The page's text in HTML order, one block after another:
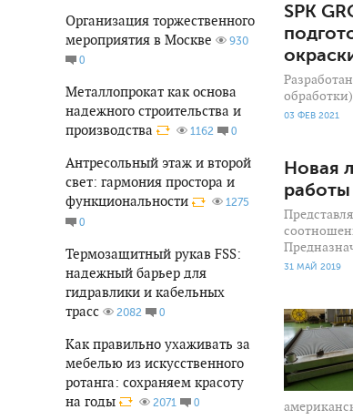
Организация торжественного
мероприятия в Москве
930
0
Металлопрокат как основа
надежного строительства и
производства
1162 0
Антресольный этаж и второй
свет: гармония простора и
функциональности
1275
0
Термозащитный рукав FSS:
надежный барьер для
гидравлики и кабельных
трасс
2082 0
Как правильно ухаживать за
мебелью из искусственного
ротанга: сохраняем красоту
на годы
2071 0
SPK
03 ФЕВ 2021
Новая
работы
31 МАЙ 2019